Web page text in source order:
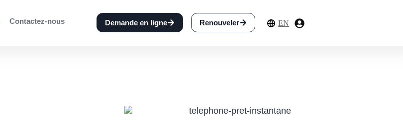
Contactez-nous Demande en ligne Renouveler EN